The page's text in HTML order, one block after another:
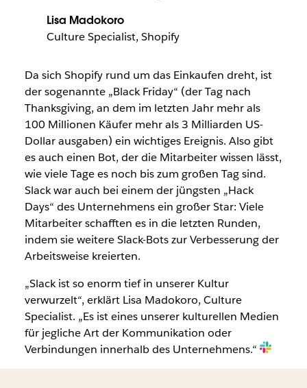
Lisa Madokoro
Culture Specialist, Shopify
Da sich Shopify rund um das Einkaufen dreht, ist
der sogenannte „Black Friday“ (der Tag nach
Thanksgiving, an dem im letzten Jahr mehr als
100 Millionen Käufer mehr als 3 Milliarden US-
Dollar ausgaben) ein wichtiges Ereignis. Also gibt
es auch einen Bot, der die Mitarbeiter wissen lässt,
wie viele Tage es noch bis zum großen Tag sind.
Slack war auch bei einem der jüngsten „Hack
Days“ des Unternehmens ein großer Star: Viele
Mitarbeiter schafften es in die letzten Runden,
indem sie weitere Slack-Bots zur Verbesserung der
Arbeitsweise kreierten.
„Slack ist so enorm tief in unserer Kultur
verwurzelt“, erklärt Lisa Madokoro, Culture
Specialist. „Es ist eines unserer kulturellen Medien
für jegliche Art der Kommunikation oder
Verbindungen innerhalb des Unternehmens.“